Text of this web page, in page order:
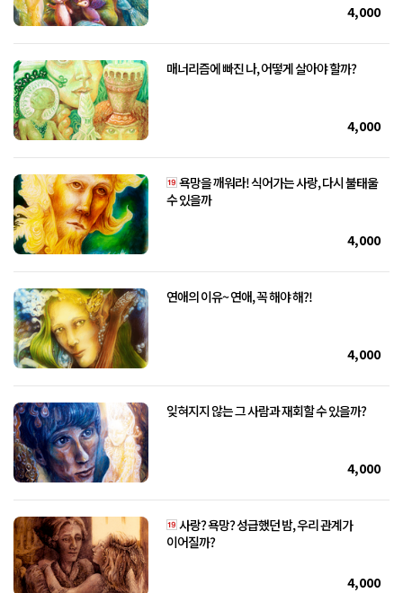
4,000
매너리즘에 빠진 나, 어떻게 살아야 할까?
4,000
욕망을 깨워라! 식어가는 사랑, 다시 불태울
수 있을까
4,000
연애의 이유~ 연애, 꼭 해야 해?!
4,000
잊혀지지 않는 그 사람과 재회할 수 있을까?
4,000
사랑? 욕망? 성급했던 밤, 우리 관계가
이어질까?
4,000